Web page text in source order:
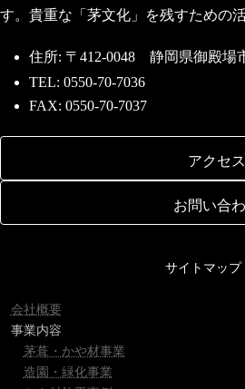
す。貴重な「茅文化」を残すための
住所: 〒412-0048 静岡県御殿場
TEL: 0550-70-7036
FAX: 0550-70-7037
アクセス
お問い合
サイトマップ
会社概要
事業内容
茅葺・かや材事業
造園・緑化事業